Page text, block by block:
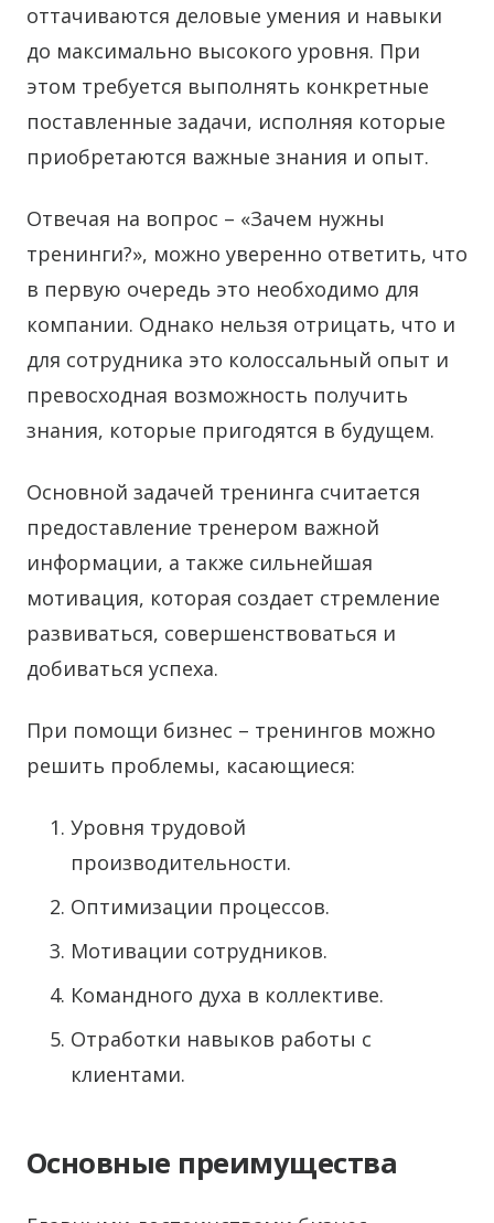
оттачиваются деловые умения и навыки
до максимально высокого уровня. При
этом требуется выполнять конкретные
поставленные задачи, исполняя которые
приобретаются важные знания и опыт.
Отвечая на вопрос – «Зачем нужны
тренинги?», можно уверенно ответить, что
в первую очередь это необходимо для
компании. Однако нельзя отрицать, что и
для сотрудника это колоссальный опыт и
превосходная возможность получить
знания, которые пригодятся в будущем.
Основной задачей тренинга считается
предоставление тренером важной
информации, а также сильнейшая
мотивация, которая создает стремление
развиваться, совершенствоваться и
добиваться успеха.
При помощи бизнес – тренингов можно
решить проблемы, касающиеся:
Уровня трудовой
производительности.
Оптимизации процессов.
Мотивации сотрудников.
Командного духа в коллективе.
Отработки навыков работы с
клиентами.
Основные преимущества